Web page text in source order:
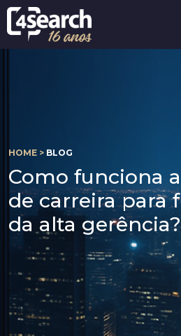
HOME > BLOG
Como funciona
de carreira para
da alta gerência?